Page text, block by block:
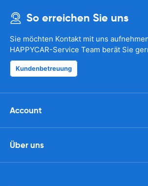
So erreichen Sie uns
Sie möchten Kontakt mit uns
HAPPYCAR-Service Team berät Sie
Kundenbetreuung
Account
Über uns